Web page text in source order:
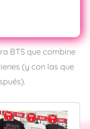
BTS que combine
(y con las que